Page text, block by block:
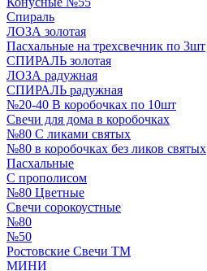
Спираль
ЛОЗА золотая
Пасхальные на трехсвечник по 3шт
СПИРАЛЬ золотая
ЛОЗА радужная
СПИРАЛЬ радужная
№20-40 В коробочках по 10шт
Свечи для дома в коробочках
№80 С ликами святых
№80 в коробочках без ликов святых
Пасхальные
С прополисом
№80 Цветные
Свечи сорокоустные
№80
№50
Ростовские Свечи ТМ
МИНИ